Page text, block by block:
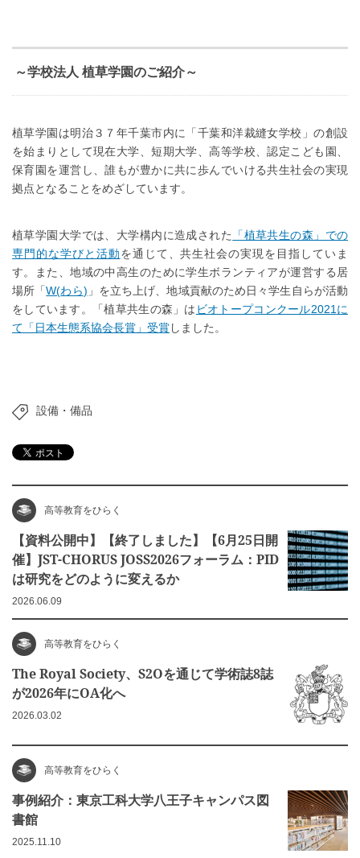
～学校法人 植草学園のご紹介～
植草学園は明治３７年千葉市内に「千葉和洋裁縫女学校」の創設
を始まりとして現在大学、短期大学、高等学校、認定こども園、
保育園を運営し、誰もが豊かに共に歩んでいける共生社会の実現
拠点となることをめざしています。
植草学園大学では、大学構内に造成された
「植草共生の森」での
専門的な学びと活動を通じて、共生社会の実現を目指していま
す。また、地域の中高生のために学生ボランティアが運営する居
場所「W(わら) 」を立ち上げ、地域貢献のため日々学生自らが活動
をしています。「植草共生の森」は ビオトープコンクール2021 に
て「日本生態系協会長賞」受賞しました。
設備・備品
高等教育をひらく
【資料公開中】【終了しました】【6月25日開
催】JST-CHORUS JOSS2026フォーラム：PID
は研究をどのように変えるか
2026.06.09
高等教育をひらく
The Royal Society、S2Oを通じて学術誌8誌
が2026年にOA化へ
2026.03.02
高等教育をひらく
事例紹介：東京工科大学八王子キャンパス図
書館
2025.11.10